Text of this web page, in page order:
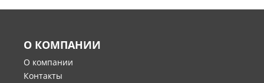
О КОМПАНИИ
О компании
Контакты